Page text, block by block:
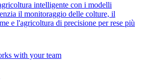
intelligente con i modelli
il monitoraggio delle colture, il
e l'agricoltura di precisione per rese più